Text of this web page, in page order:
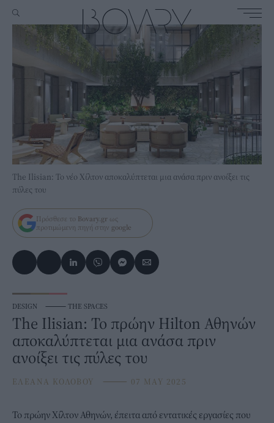
The Ilisian: Το νέο Χίλτον αποκαλύπτεται μια ανάσα πριν ανοίξει τις
πύλες του
Πρόσθεσε το Bovary.gr ως
προτιμώμενη πηγή στην google
DESIGN ⸻ THE SPACES
The Ilisian: Το πρώην Hilton Αθηνών
αποκαλύπτεται μια ανάσα πριν
ανοίξει τις πύλες του
ΕΛΕΑΝΑ ΚΟΛΟΒΟΥ ⸻ 07 MAY 2025
Το πρώην Χίλτον Αθηνών, έπειτα από εντατικές εργασίες που